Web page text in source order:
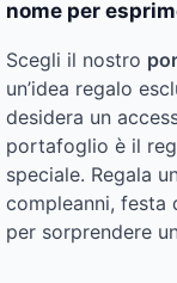
nome per
Scegli il nostro
un’idea regalo
desidera un
portafoglio è il
speciale. Regala
compleanni, festa
per sorprendere